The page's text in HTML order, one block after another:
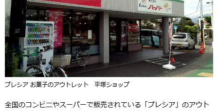
プレシア お菓子のアウトレット 平塚ショップ
全国のコンビニやスーパーで販売されている「プレシア」のアウト